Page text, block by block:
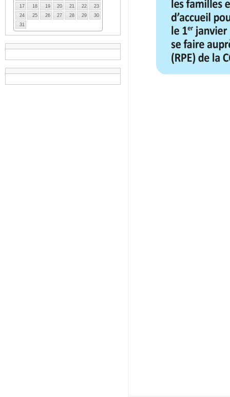
17
18 19 20 21 22
23
24
25 26 27 28 29
30
31